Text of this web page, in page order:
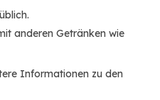
anderen Getränken wie
Informationen zu den